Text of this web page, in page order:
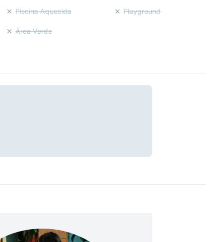
Piscina Aquecida Playground
Área Verde